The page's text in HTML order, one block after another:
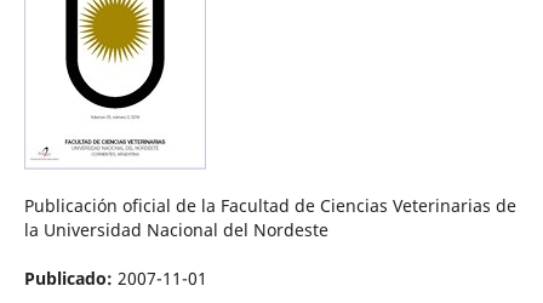
Publicación oficial de la Facultad de Ciencias Veterinarias de
la Universidad Nacional del Nordeste
Publicado: 2007-11-01